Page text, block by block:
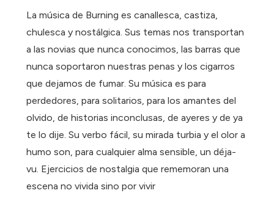
La música de Burning es canallesca, castiza,
chulesca y nostálgica. Sus temas nos transportan
a las novias que nunca conocimos, las barras que
nunca soportaron nuestras penas y los cigarros
que dejamos de fumar. Su música es para
perdedores, para solitarios, para los amantes del
olvido, de historias inconclusas, de ayeres y de ya
te lo dije. Su verbo fácil, su mirada turbia y el olor a
humo son, para cualquier alma sensible, un déja-
vu. Ejercicios de nostalgia que rememoran una
escena no vivida sino por vivir